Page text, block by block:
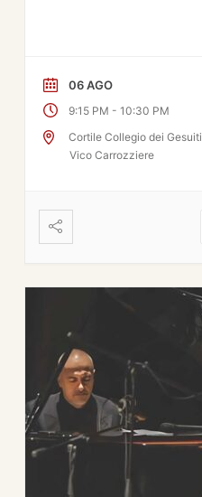
06 AGO
9:15 PM - 10:30 PM
Cortile Collegio dei Gesuiti
Vico Carrozziere